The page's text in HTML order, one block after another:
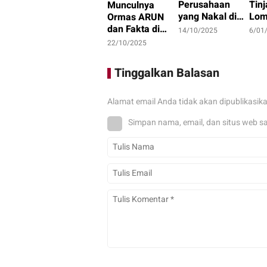
Munculnya
Ormas ARUN
dan Fakta di
Balik Konflik
Bayur
22/10/2025
Perusahaan
yang Nakal di
Ketapang, LAKI
Tanggung
Jawab?
14/10/2025 6/
Tinggalkan Balasan
Alamat email Anda tidak akan
Simpan nama, email, dan situs web